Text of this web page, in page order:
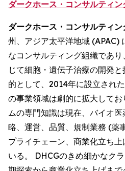
ダークホース・コンサルティ
ダークホース・コンサルティ
州、アジア太平洋地域 (APAC)
なコンサルティング組織であ
じて細胞・遺伝子治療の開発
的として、2014年に設立され
の事業領域は劇的に拡大して
ムの専門知識は現在、バイオ
略、運営、品質、規制業務 (薬
プライチェーン、商業化立ち
いる。 DHCGのきめ細かなク